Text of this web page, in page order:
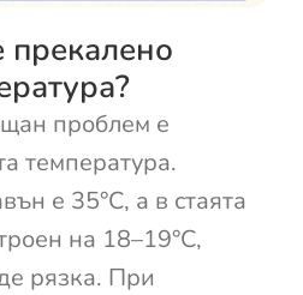
проблем е
температура.
е 35°C, а в стаята
на 18–19°C,
рязка. При